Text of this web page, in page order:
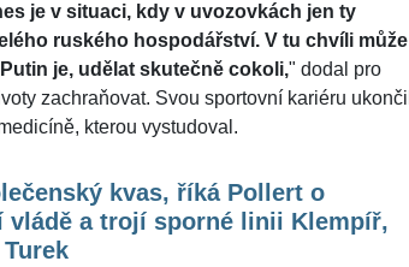
je v situaci, kdy v uvozovkách jen ty
ruského hospodářství. V tu chvíli může
je, udělat skutečně cokoli," dodal pro
zachraňovat. Svou sportovní kariéru ukončil
kterou vystudoval.
kvas, říká Pollert o
vládě a trojí sporné linii Klempíř,